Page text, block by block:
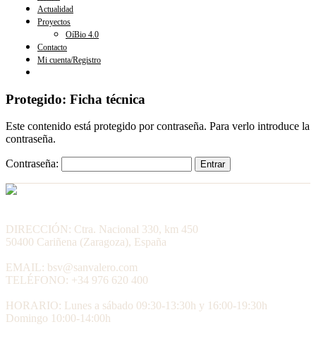
Actualidad
Proyectos
OíBio 4.0
Contacto
Mi cuenta/Registro
Protegido: Ficha técnica
Este contenido está protegido por contraseña. Para verlo introduce la
contraseña.
Contraseña:
DIRECCIÓN: Ctra. Nacional 330, km 450
50400 Cariñena (Zaragoza), España
EMAIL: bsv@sanvalero.com
TELÉFONO: +34 976 620 400
HORARIO: Lunes a sábado 09:30-13:30h y 16:00-19:30h
Domingo 10:00-14:00h